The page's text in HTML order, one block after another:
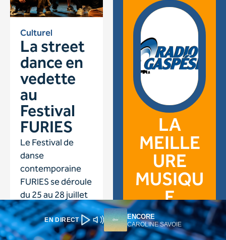
EN DIRECT ENCORE
CAROLINE SAVOIE